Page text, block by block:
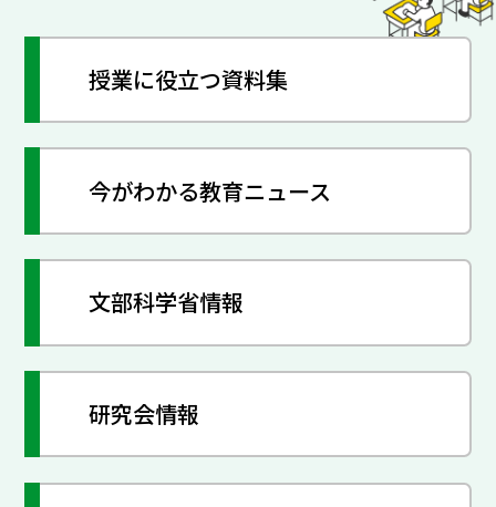
授業に役立つ資料集
今がわかる教育ニュース
文部科学省情報
研究会情報